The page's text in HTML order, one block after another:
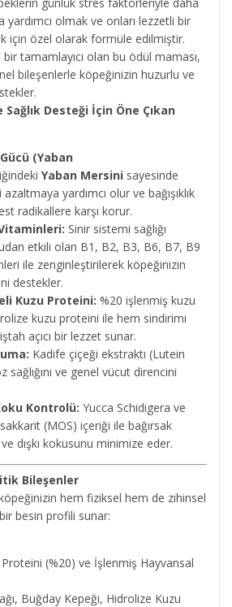
yardımcı olmak ve onları lezzetli bir
için özel olarak formüle edilmiştir.
bir tamamlayıcı olan bu ödül maması,
bileşenlerle köpeğinizin huzurlu ve
Sağlık Desteği İçin Öne Çıkan
(Yaban
Yaban Mersini sayesinde
yardımcı olur ve bağışıklık
radikallere karşı korur.
Sinir sistemi sağlığı
etkili olan B1, B2, B3, B6, B7, B9
ile zenginleştirilerek köpeğinizin
destekler.
Kuzu Proteini: %20 işlenmiş kuzu
kuzu proteini ile hem sindirimi
açıcı bir lezzet sunar.
Kadife çiçeği ekstraktı (Lutein
sağlığını ve genel vücut direncini
Kontrolü: Yucca Schidigera ve
(MOS) içeriği ile bağırsak
ve dışkı kokusunu minimize eder.
Bileşenler
hem fiziksel hem de zihinsel
besin profili sunar:
(%20) ve İşlenmiş Hayvansal
Buğday Kepeği, Hidrolize Kuzu